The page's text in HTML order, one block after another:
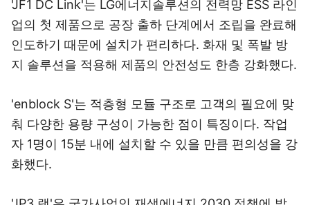
'JF1 DC Link'는 LG에너지솔루션의 전력망 ESS 라인
업의 첫 제품으로 공장 출하 단계에서 조립을 완료해
인도하기 때문에 설치가 편리하다. 화재 및 폭발 방
지 솔루션을 적용해 제품의 안전성도 한층 강화했다.
'enblock S'는 적층형 모듈 구조로 고객의 필요에 맞
춰 다양한 용량 구성이 가능한 점이 특징이다. 작업
자 1명이 15분 내에 설치할 수 있을 만큼 편의성을 강
화했다.